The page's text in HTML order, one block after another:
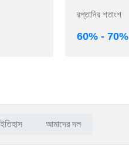
রপ্তানির শতাংশ
60% - 70%
আমাদের দল